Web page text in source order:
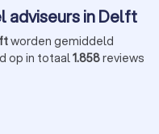
adviseurs in Delft
worden gemiddeld
op in totaal1.858reviews